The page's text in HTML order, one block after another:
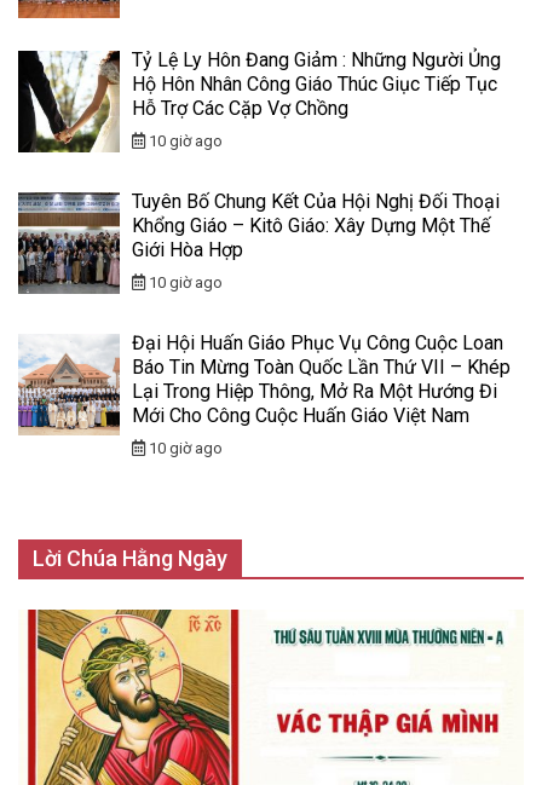
Tỷ Lệ Ly Hôn Đang Giảm : Những Người Ủng
Hộ Hôn Nhân Công Giáo Thúc Giục Tiếp Tục
Hỗ Trợ Các Cặp Vợ Chồng
10 giờ ago
Tuyên Bố Chung Kết Của Hội Nghị Đối Thoại
Khổng Giáo – Kitô Giáo: Xây Dựng Một Thế
Giới Hòa Hợp
10 giờ ago
Đại Hội Huấn Giáo Phục Vụ Công Cuộc Loan
Báo Tin Mừng Toàn Quốc Lần Thứ VII – Khép
Lại Trong Hiệp Thông, Mở Ra Một Hướng Đi
Mới Cho Công Cuộc Huấn Giáo Việt Nam
10 giờ ago
Lời Chúa Hằng Ngày